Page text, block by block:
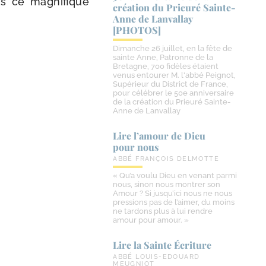
création du Prieuré Sainte-​
Anne de Lanvallay
[PHOTOS]
Dimanche 26 juillet, en la fête de
sainte Anne, Patronne de la
Bretagne, 700 fidèles étaient
venus entourer M. l'abbé Peignot,
Supérieur du District de France,
pour célébrer le 50e anniversaire
de la création du Prieuré Sainte-
Anne de Lanvallay
Lire l’amour de Dieu
pour nous
ABBÉ FRANÇOIS DELMOTTE
« Qu’a voulu Dieu en venant parmi
nous, sinon nous montrer son
Amour ? Si jusqu’ici nous ne nous
pressions pas de l’aimer, du moins
ne tardons plus à lui rendre
amour pour amour. »
Lire la Sainte Écriture
ABBÉ LOUIS-EDOUARD
MEUGNIOT